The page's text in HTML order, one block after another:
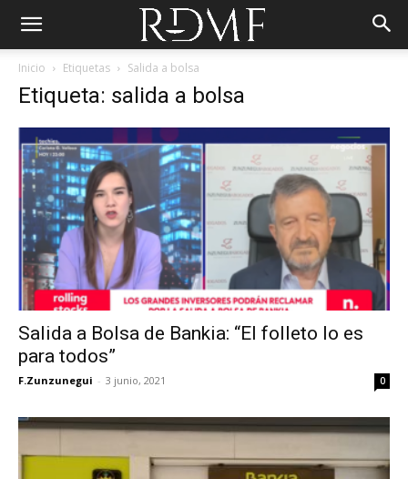
Inicio Etiquetas Salida a bolsa
Etiqueta: salida a bolsa
Salida a Bolsa de Bankia: “El folleto lo es
para todos”
F.Zunzunegui - 3 junio, 2021 0